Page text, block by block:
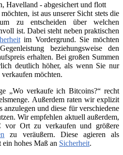
ist aus unserer Sicht stets die
zu entscheiden über welchen
ist. Dabei steht neben praktischen
im Vordergrund. Sie möchten
beziehungsweise den
erhalten. Bei großen Summen
deutlich höher, als wenn Sie nur
möchten.
„Wo verkaufe ich Bitcoins?“ recht
Außerdem raten wir explizit
anzulegen und diese für verschiedene
Wir empfehlen aktuell außerdem,
vor Ort zu verkaufen und größere
zu veräußern. Diese agieren als
hohes Maß an Sicherheit.